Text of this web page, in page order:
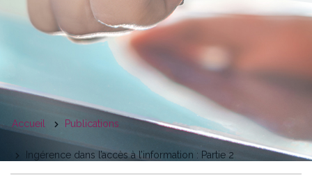
You
are
here
Accueil Publications
Ingérence dans l’accès à l’information : Partie 2